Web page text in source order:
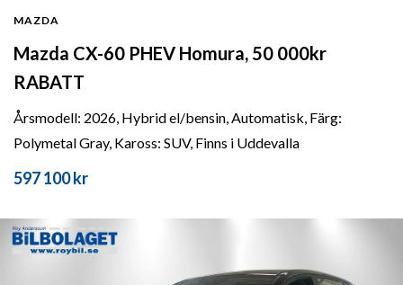
MAZDA
Mazda CX-60 PHEV Homura, 50 000kr
RABATT
Årsmodell: 2026, Hybrid el/bensin, Automatisk, Färg:
Polymetal Gray, Kaross: SUV, Finns i Uddevalla
597 100 kr